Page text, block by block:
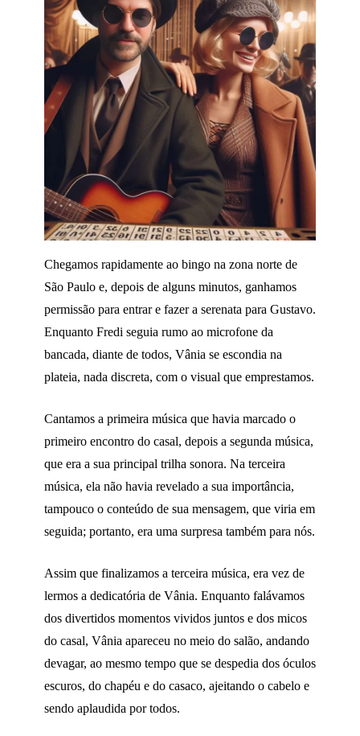
Chegamos rapidamente ao bingo na zona norte de
São Paulo e, depois de alguns minutos, ganhamos
permissão para entrar e fazer a serenata para Gustavo.
Enquanto Fredi seguia rumo ao microfone da
bancada, diante de todos, Vânia se escondia na
plateia, nada discreta, com o visual que emprestamos.
Cantamos a primeira música que havia marcado o
primeiro encontro do casal, depois a segunda música,
que era a sua principal trilha sonora. Na terceira
música, ela não havia revelado a sua importância,
tampouco o conteúdo de sua mensagem, que viria em
seguida; portanto, era uma surpresa também para nós.
Assim que finalizamos a terceira música, era vez de
lermos a dedicatória de Vânia. Enquanto falávamos
dos divertidos momentos vividos juntos e dos micos
do casal, Vânia apareceu no meio do salão, andando
devagar, ao mesmo tempo que se despedia dos óculos
escuros, do chapéu e do casaco, ajeitando o cabelo e
sendo aplaudida por todos.